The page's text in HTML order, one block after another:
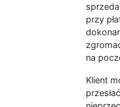
przy
na
Klient